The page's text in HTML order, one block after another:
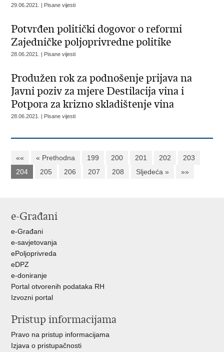
29.06.2021. | Pisane vijesti
Potvrđen politički dogovor o reformi
Zajedničke poljoprivredne politike
28.06.2021. | Pisane vijesti
Produžen rok za podnošenje prijava na
Javni poziv za mjere Destilacija vina i
Potpora za krizno skladištenje vina
28.06.2021. | Pisane vijesti
«« « Prethodna 199 200 201 202
203
204
205 206 207 208 Sljedeća » »»
e-Građani
e-Građani
e-savjetovanja
ePoljoprivreda
eDPZ
e-doniranje
Portal otvorenih podataka RH
Izvozni portal
Pristup informacijama
Pravo na pristup informacijama
Izjava o pristupačnosti